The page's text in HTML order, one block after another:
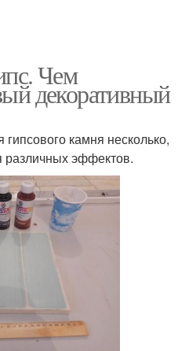
Чем
декоративный
камня несколько,
различных эффектов.